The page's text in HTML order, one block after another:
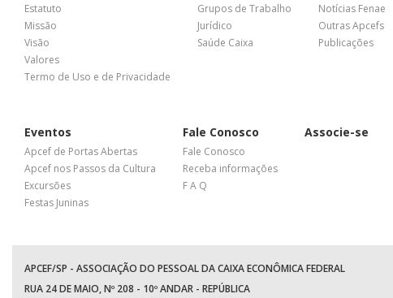
Estatuto
Missão
Visão
Valores
Termo de Uso e de Privacidade
Grupos de Trabalho
Jurídico
Saúde Caixa
Notícias Fenae
Outras Apcefs
Publicações
Eventos
Apcef de Portas Abertas
Apcef nos Passos da Cultura
Excursões
Festas Juninas
Fale Conosco
Fale Conosco
Receba informações
F A Q
Associe-se
APCEF/SP - ASSOCIAÇÃO DO PESSOAL DA CAIXA ECONÔMICA FEDERAL
RUA 24 DE MAIO, Nº 208 - 10º ANDAR - REPÚBLICA